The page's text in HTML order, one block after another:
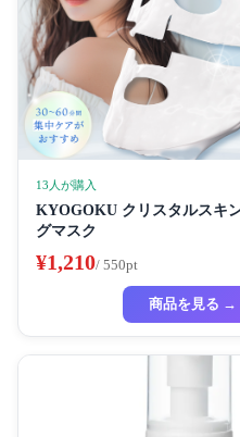
13人が購入
KYOGOKU クリスタルスキ
グマスク
¥1,210/ 550pt
商品を見る →